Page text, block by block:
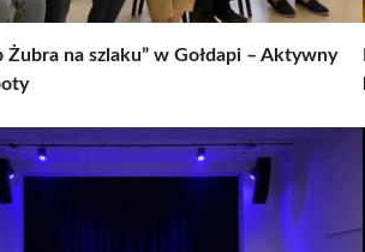
Żubra na szlaku” w Gołdapi – Aktywny